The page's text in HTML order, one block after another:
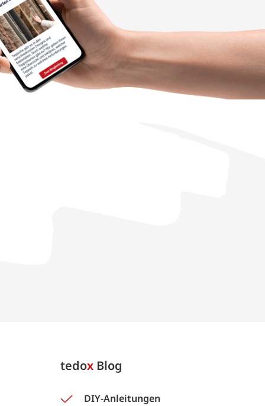
tedox Blog
DIY-Anleitungen